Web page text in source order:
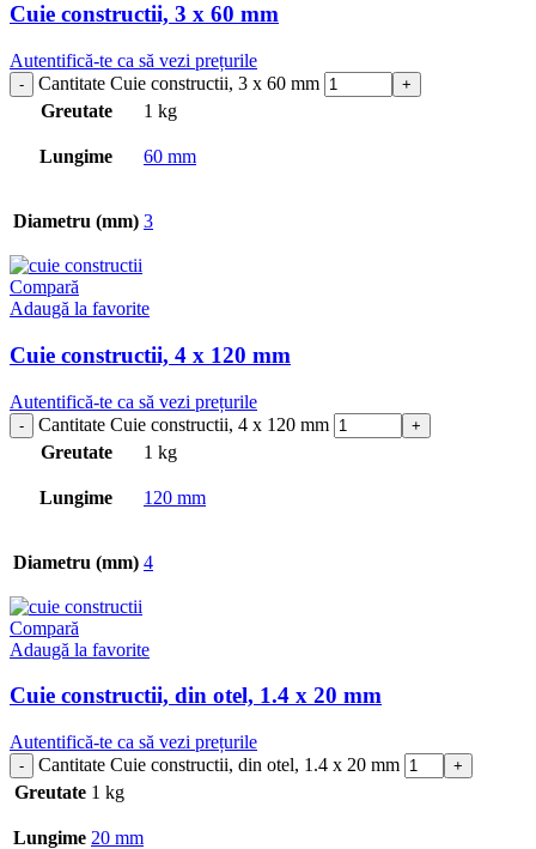
Cuie constructii, 3 x 60 mm
Autentifică-te ca să vezi prețurile
Cantitate Cuie constructii, 3 x 60 mm
Greutate
1 kg
Lungime 60 mm
Diametru (mm) 3
Compară
Adaugă la favorite
Cuie constructii, 4 x 120 mm
Autentifică-te ca să vezi prețurile
Cantitate Cuie constructii, 4 x 120 mm
Greutate
1 kg
Lungime 120 mm
Diametru (mm) 4
Compară
Adaugă la favorite
Cuie constructii, din otel, 1.4 x 20 mm
Autentifică-te ca să vezi prețurile
Cantitate Cuie constructii, din otel, 1.4 x 20 mm
Greutate 1 kg
Lungime 20 mm